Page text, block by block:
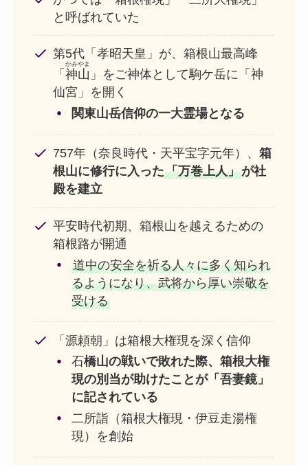
と呼ばれていた
第5代「孝昭天皇」が、箱根山最高峰
「神山
かみやま
」をご神体として駒ケ岳に「神
仙宮」を開く
関東山岳信仰の一大霊場となる
757年（奈良時代・天平宝字元年）、箱
根山に修行に入った「万巻上人」が社
殿を建立
平安時代初期、箱根山を越えるための
箱根路が開通
道中の安全を祈る人々に多く知られ
るようになり、武将から厚い崇敬を
受ける
「源頼朝」は箱根大権現を深く信仰
石橋山の戦いで敗れた際、箱根大権
現の別当が助けたことが「吾妻鏡」
に記されている
二所詣（箱根大権現・ 伊豆走湯権
現 ）を創始